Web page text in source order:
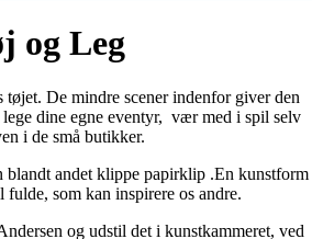
og Leg
De mindre scener indenfor giver den
dine egne eventyr, vær med i spil selv
i de små butikker.
blandt andet klippe papirklip .En kunstform
som kan inspirere os andre.
og udstil det i kunstkammeret, ved